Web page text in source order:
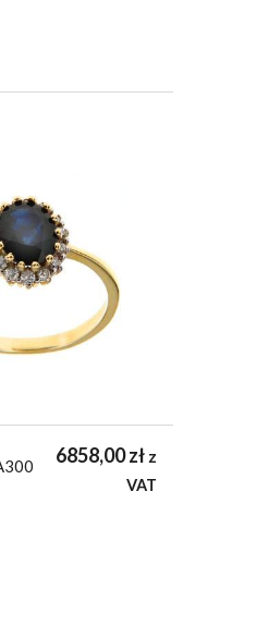
6858,00zł z
VAT